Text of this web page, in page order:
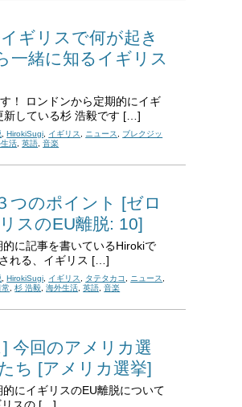
ギリスで何が起き
一緒に知るイギリス
！ ロンドンから定期的にイギ
新している杉 浩毅です […]
, HirokiSugi, イギリス, ニュース, ブレクジッ
活,英語,音楽
つのポイント [ゼロ
スのEU離脱: 10]
に記事を書いているHirokiで
れる、イギリス […]
, HirokiSugi, イギリス, タテタカコ , ニュース,
常,杉 浩毅,海外生活,英語,音楽
今回のアメリカ選
ち [アメリカ選挙]
にイギリスのEU離脱について